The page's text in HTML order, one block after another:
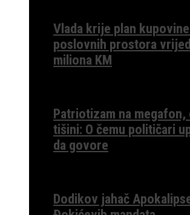
Vlada krije plan
poslovnih prostora
miliona KM
Patriotizam na
tišini: O čemu političari
da govore
Dodikov jahač